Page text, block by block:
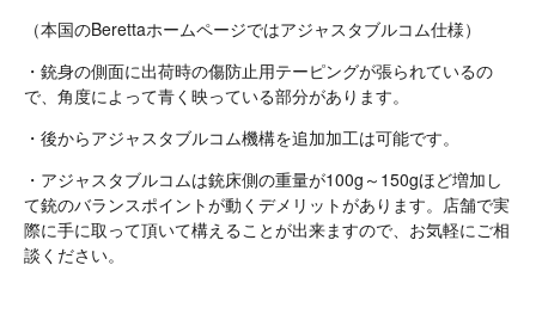
（本国のBerettaホームページではアジャスタブルコム仕様）
・銃身の側面に出荷時の傷防止用テーピングが張られているの
で、角度によって青く映っている部分があります。
・後からアジャスタブルコム機構を追加加工は可能です。
・アジャスタブルコムは銃床側の重量が100g～150gほど増加し
て銃のバランスポイントが動くデメリットがあります。店舗で実
際に手に取って頂いて構えることが出来ますので、お気軽にご相
談ください。